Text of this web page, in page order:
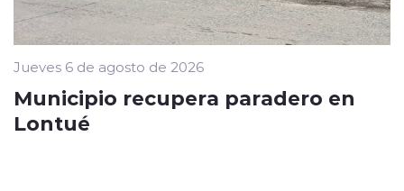
Jueves 6 de agosto de 2026
Municipio recupera paradero en
Lontué